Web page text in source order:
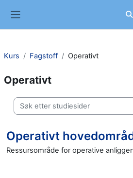
Kurs Fagstoff Operativt
Operativt
Søk etter studiesider
Operativt
Ressursområde for operative